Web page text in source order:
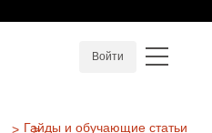
Войти
Гайды и обучающие статьи